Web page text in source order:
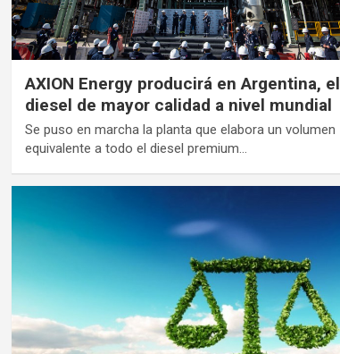
AXION Energy producirá en Argentina, el
diesel de mayor calidad a nivel mundial
Se puso en marcha la planta que elabora un volumen
equivalente a todo el diesel premium…